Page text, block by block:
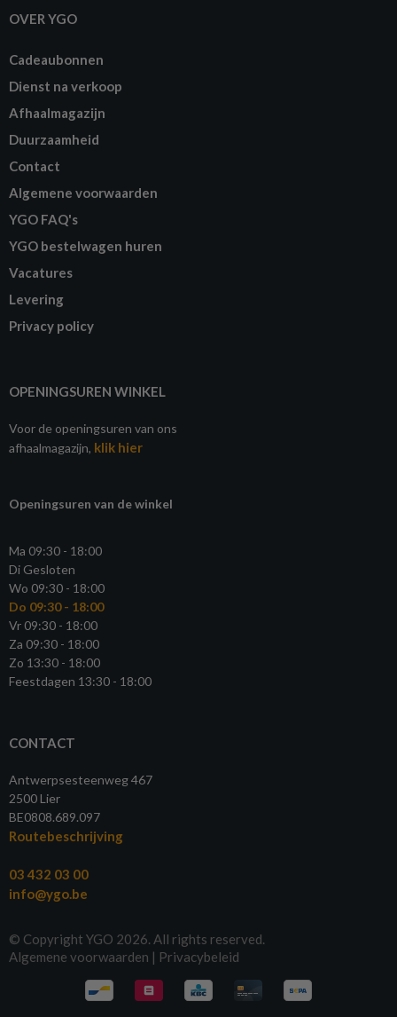
OVER YGO
Cadeaubonnen
Dienst na verkoop
Afhaalmagazijn
Duurzaamheid
Contact
Algemene voorwaarden
YGO FAQ's
YGO bestelwagen huren
Vacatures
Levering
Privacy policy
OPENINGSUREN WINKEL
Voor de openingsuren van ons
afhaalmagazijn, klik hier
Openingsuren van de winkel
Ma 09:30 - 18:00
Di Gesloten
Wo 09:30 - 18:00
Do 09:30 - 18:00
Vr 09:30 - 18:00
Za 09:30 - 18:00
Zo 13:30 - 18:00
Feestdagen 13:30 - 18:00
CONTACT
Antwerpsesteenweg 467
2500 Lier
BE0808.689.097
Routebeschrijving
03 432 03 00
info@ygo.be
© Copyright YGO 2026. All rights reserved.
Algemene voorwaarden | Privacybeleid